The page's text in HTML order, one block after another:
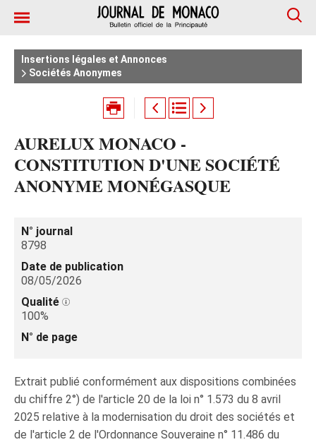
Insertions légales et Annonces
Sociétés Anonymes
AURELUX MONACO -
CONSTITUTION D'UNE SOCIÉTÉ
ANONYME MONÉGASQUE
N° journal
8798
Date de publication
08/05/2026
Qualité
100%
N° de page
Extrait publié conformément aux dispositions combinées
du chiffre 2°) de l'article 20 de la loi n° 1.573 du 8 avril
2025 relative à la modernisation du droit des sociétés et
de l'article 2 de l'Ordonnance Souveraine n° 11.486 du